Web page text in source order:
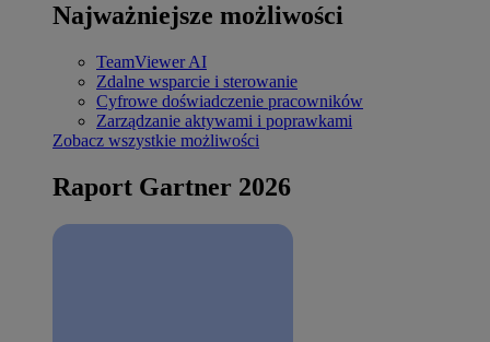
Najważniejsze możliwości
TeamViewer AI
Zdalne wsparcie i sterowanie
Cyfrowe doświadczenie pracowników
Zarządzanie aktywami i poprawkami
Zobacz wszystkie możliwości
Raport Gartner 2026